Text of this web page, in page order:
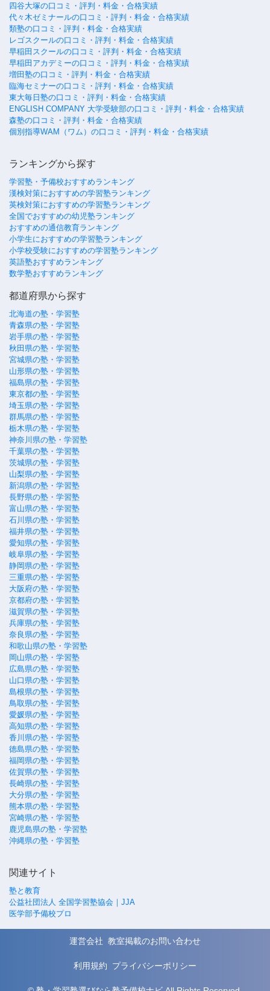
四谷大塚の口コミ・評判・料金・合格実績
代々木ゼミナールの口コミ・評判・料金・合格実績
類塾の口コミ・評判・料金・合格実績
レゴスクールの口コミ・評判・料金・合格実績
早稲田スクールの口コミ・評判・料金・合格実績
早稲田アカデミーの口コミ・評判・料金・合格実績
増田塾の口コミ・評判・料金・合格実績
臨海セミナーの口コミ・評判・料金・合格実績
東大毎日塾の口コミ・評判・料金・合格実績
ENGLISH COMPANY 大学受験部の口コミ・評判・料金・合格実績
森塾の口コミ・評判・料金・合格実績
個別指導WAM（ワム）の口コミ・評判・料金・合格実績
ランキングから探す
学習塾・予備校おすすめランキング
漢検対策におすすめの学習塾ランキング
英検対策におすすめの学習塾ランキング
全国でおすすめの幼児塾ランキング
おすすめの通信教育ランキング
小学生におすすめの学習塾ランキング
小学校受験におすすめの学習塾ランキング
英語塾おすすめランキング
数学塾おすすめランキング
都道府県から探す
北海道の塾・学習塾
青森県の塾・学習塾
岩手県の塾・学習塾
秋田県の塾・学習塾
宮城県の塾・学習塾
山形県の塾・学習塾
福島県の塾・学習塾
東京都の塾・学習塾
埼玉県の塾・学習塾
群馬県の塾・学習塾
栃木県の塾・学習塾
神奈川県の塾・学習塾
千葉県の塾・学習塾
茨城県の塾・学習塾
山梨県の塾・学習塾
新潟県の塾・学習塾
長野県の塾・学習塾
富山県の塾・学習塾
石川県の塾・学習塾
福井県の塾・学習塾
愛知県の塾・学習塾
岐阜県の塾・学習塾
静岡県の塾・学習塾
三重県の塾・学習塾
大阪府の塾・学習塾
京都府の塾・学習塾
滋賀県の塾・学習塾
兵庫県の塾・学習塾
奈良県の塾・学習塾
和歌山県の塾・学習塾
岡山県の塾・学習塾
広島県の塾・学習塾
山口県の塾・学習塾
島根県の塾・学習塾
鳥取県の塾・学習塾
愛媛県の塾・学習塾
高知県の塾・学習塾
香川県の塾・学習塾
徳島県の塾・学習塾
福岡県の塾・学習塾
佐賀県の塾・学習塾
長崎県の塾・学習塾
大分県の塾・学習塾
熊本県の塾・学習塾
宮崎県の塾・学習塾
鹿児島県の塾・学習塾
沖縄県の塾・学習塾
関連サイト
塾と教育
公益社団法人 全国学習塾協会｜JJA
医学部予備校プロ
運営会社 教室掲載のお問い合わせ
利用規約 プライバシーポリシー